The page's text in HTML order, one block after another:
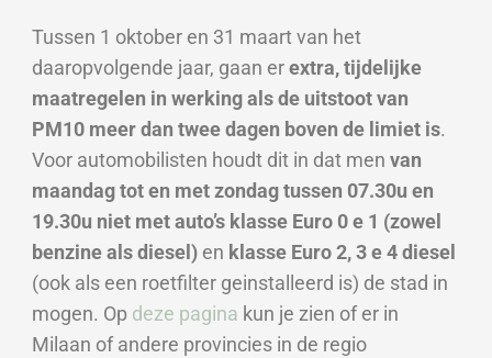
Tussen 1 oktober en 31 maart van het
daaropvolgende jaar, gaan erextra, tijdelijke
maatregelen in werking als de uitstoot van
PM10 meer dan twee dagen boven de limiet is.
Voor automobilisten houdt dit in dat men van
maandag tot en met zondag tussen 07.30u en
19.30u niet met auto’s klasse Euro 0 e 1 (zowel
benzine als diesel) en klasse Euro 2, 3 e 4 diesel
(ook als een roetfilter geinstalleerd is) de stad in
mogen. Op deze pagina kun je zien of er in
Milaan of andere provincies in de regio